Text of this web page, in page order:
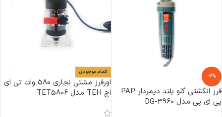
-7%
فرز انگشتی گلو بلند دیمردار PAP
پی ای پی مدل DG-3960
اتمام موجودی
اورفرز مشتی نجاری 580 وات تی ای
اچ TEH مدل TET5806